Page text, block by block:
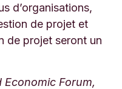
d’organisations,
de projet et
de projet seront un
Forum,